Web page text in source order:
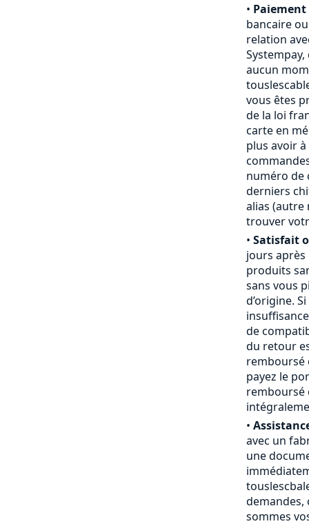
• Paiement
bancaire
relation
aucun
vous êtes
de la loi
carte en
plus avoir
numéro de
derniers
alias (autre
trouver
• Satisfait
jours
produits
sans vous
d’origine.
de
du retour
remboursé
payez le
remboursé
•
avec un
une
demandes,
sommes